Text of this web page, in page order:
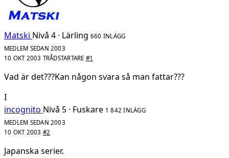
Matski Nivå 4 · Lärling 660 INLÄGG
MEDLEM SEDAN 2003
10 OKT 2003 TRÅDSTARTARE #1
Vad är det???Kan någon svara så man fattar???
I
incognito Nivå 5 · Fuskare 1 842 INLÄGG
MEDLEM SEDAN 2003
10 OKT 2003 #2
Japanska serier.